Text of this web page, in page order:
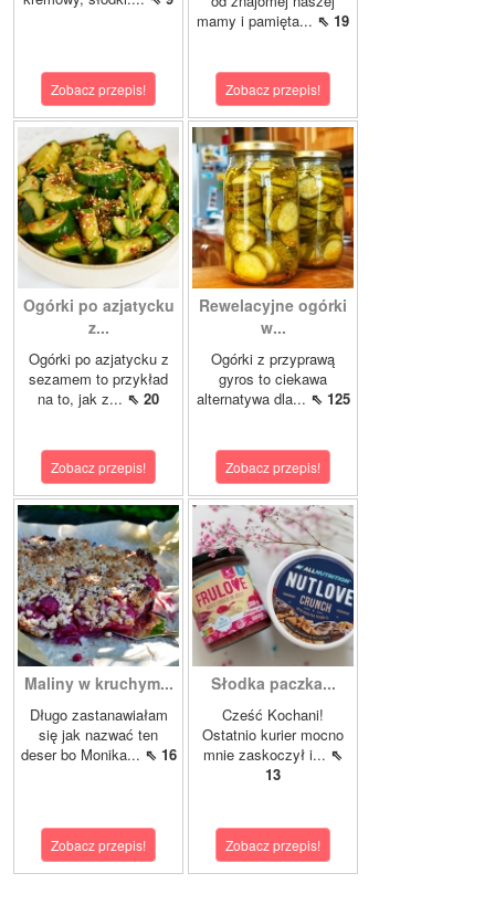
Zobacz przepis!
mamy i pamięta... ⇖ 19
Zobacz przepis!
Ogórki po azjatycku
z...
Ogórki po azjatycku z
sezamem to przykład
na to, jak z... ⇖ 20
Zobacz przepis!
Rewelacyjne ogórki
w...
Ogórki z przyprawą
gyros to ciekawa
alternatywa dla... ⇖ 125
Zobacz przepis!
Maliny w kruchym...
Długo zastanawiałam
się jak nazwać ten
deser bo Monika... ⇖ 16
Zobacz przepis!
Słodka paczka...
Cześć Kochani!
Ostatnio kurier mocno
mnie zaskoczył i... ⇖
13
Zobacz przepis!